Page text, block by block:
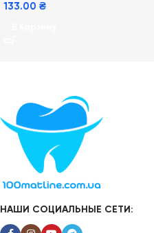
133.00 ₴
НАШИ СОЦИАЛЬНЫЕ СЕТИ: